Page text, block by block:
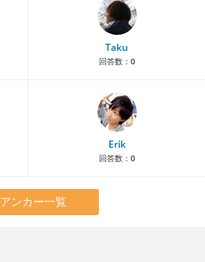
Taku
回答数： 0
Erik
回答数： 0
アンカー一覧